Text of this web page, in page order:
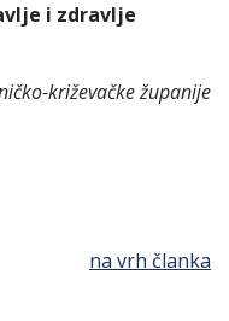
i zdravlje
križevačke županije
na vrh članka